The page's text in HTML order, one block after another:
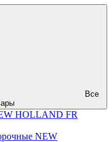
Все
HOLLAND FR
NEW